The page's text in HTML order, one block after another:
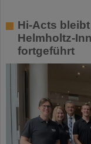
Hi-Acts
Helmholtz-
fortgeführt